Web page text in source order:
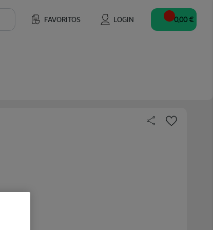
FAVORITOS LOGIN 0,00 €